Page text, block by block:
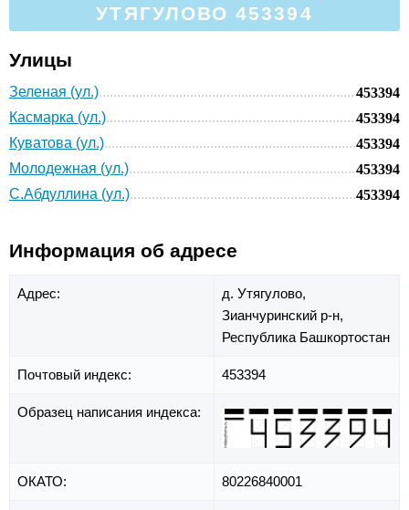
УТЯГУЛОВО 453394
Улицы
Зеленая (ул.)
453394
Касмарка (ул.)
453394
Куватова (ул.)
453394
Молодежная (ул.)
453394
С.Абдуллина (ул.)
453394
Информация об адресе
Адрес:
д. Утягулово,
Зианчуринский р-н,
Республика Башкортостан
Почтовый индекс: 453394
Образец написания индекса:
ОКАТО: 80226840001